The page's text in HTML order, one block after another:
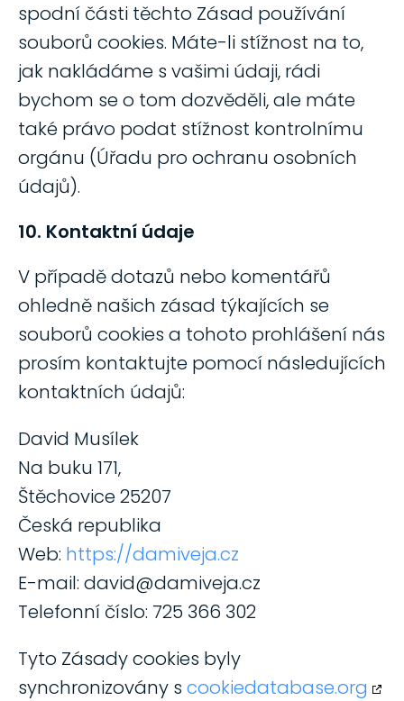
spodní části těchto Zásad používání
souborů cookies. Máte-li stížnost na to,
jak nakládáme s vašimi údaji, rádi
bychom se o tom dozvěděli, ale máte
také právo podat stížnost kontrolnímu
orgánu (Úřadu pro ochranu osobních
údajů).
10. Kontaktní údaje
V případě dotazů nebo komentářů
ohledně našich zásad týkajících se
souborů cookies a tohoto prohlášení nás
prosím kontaktujte pomocí následujících
kontaktních údajů:
David Musílek
Na buku 171,
Štěchovice 25207
Česká republika
Web: https://damiveja.cz
E-mail: david@damiveja.cz
Telefonní číslo: 725 366 302
Tyto Zásady cookies byly
synchronizovány s cookiedatabase.org